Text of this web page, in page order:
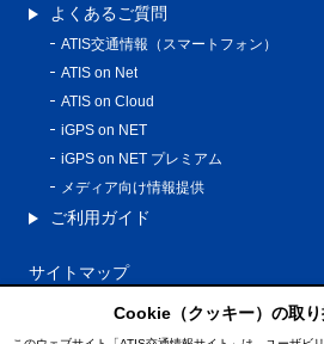
よくあるご質問
ATIS交通情報（スマートフォン）
ATIS on Net
ATIS on Cloud
iGPS on NET
iGPS on NET プレミアム
メディア向け情報提供
ご利用ガイド
サイトマップ
プライバシーポリシー
利用規約
Cookie（クッキー）の取